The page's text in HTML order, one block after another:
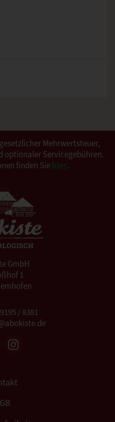
Mehrwertsteuer,
optionaler Servicegebühren.
finden Sie
.
GmbH
1
/ 8381